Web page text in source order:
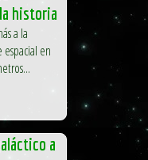
historia
a la
en
a